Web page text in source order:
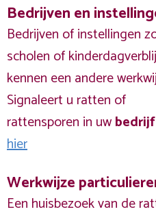
Bedrijven en
Bedrijven of instellingen
scholen of
kennen een andere
Signaleert u ratten of
rattensporen in uwbedrijf
hier
Werkwijze
Een huisbezoek van de